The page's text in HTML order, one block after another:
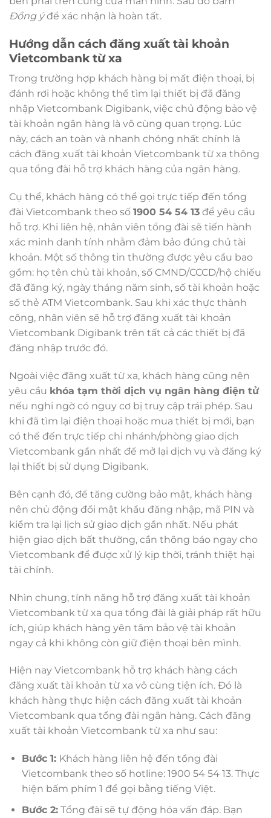
Đồng ýđể xác nhận là hoàn tất.
Hướng dẫn cách đăng xuất tài khoản
Vietcombank từ xa
Trong trường hợp khách hàng bị mất điện thoại, bị
đánh rơi hoặc không thể tìm lại thiết bị đã đăng
nhập Vietcombank Digibank, việc chủ động bảo vệ
tài khoản ngân hàng là vô cùng quan trọng. Lúc
này, cách an toàn và nhanh chóng nhất chính là
cách đăng xuất tài khoản Vietcombank từ xa thông
qua tổng đài hỗ trợ khách hàng của ngân hàng.
Cụ thể, khách hàng có thể gọi trực tiếp đến tổng
đài Vietcombank theo số 1900 54 54 13 để yêu cầu
hỗ trợ. Khi liên hệ, nhân viên tổng đài sẽ tiến hành
xác minh danh tính nhằm đảm bảo đúng chủ tài
khoản. Một số thông tin thường được yêu cầu bao
gồm: họ tên chủ tài khoản, số CMND/CCCD/hộ chiếu
đã đăng ký, ngày tháng năm sinh, số tài khoản hoặc
số thẻ ATM Vietcombank. Sau khi xác thực thành
công, nhân viên sẽ hỗ trợ đăng xuất tài khoản
Vietcombank Digibank trên tất cả các thiết bị đã
đăng nhập trước đó.
Ngoài việc đăng xuất từ xa, khách hàng cũng nên
yêu cầu khóa tạm thời dịch vụ ngân hàng điện tử
nếu nghi ngờ có nguy cơ bị truy cập trái phép. Sau
khi đã tìm lại điện thoại hoặc mua thiết bị mới, bạn
có thể đến trực tiếp chi nhánh/phòng giao dịch
Vietcombank gần nhất để mở lại dịch vụ và đăng ký
lại thiết bị sử dụng Digibank.
Bên cạnh đó, để tăng cường bảo mật, khách hàng
nên chủ động đổi mật khẩu đăng nhập, mã PIN và
kiểm tra lại lịch sử giao dịch gần nhất. Nếu phát
hiện giao dịch bất thường, cần thông báo ngay cho
Vietcombank để được xử lý kịp thời, tránh thiệt hại
tài chính.
Nhìn chung, tính năng hỗ trợ đăng xuất tài khoản
Vietcombank từ xa qua tổng đài là giải pháp rất hữu
ích, giúp khách hàng yên tâm bảo vệ tài khoản
ngay cả khi không còn giữ điện thoại bên mình.
Hiện nay Vietcombank hỗ trợ khách hàng cách
đăng xuất tài khoản từ xa vô cùng tiện ích. Đó là
khách hàng thực hiện cách đăng xuất tài khoản
Vietcombank qua tổng đài ngân hàng. Cách đăng
xuất tài khoản Vietcombank từ xa như sau:
Bước 1: Khách hàng liên hệ đến tổng đài
Vietcombank theo số hotline: 1900 54 54 13. Thực
hiện bấm phím 1 để gọi bằng tiếng Việt.
Bước 2:Tổng đài sẽ tự động hóa vấn đáp. Bạn